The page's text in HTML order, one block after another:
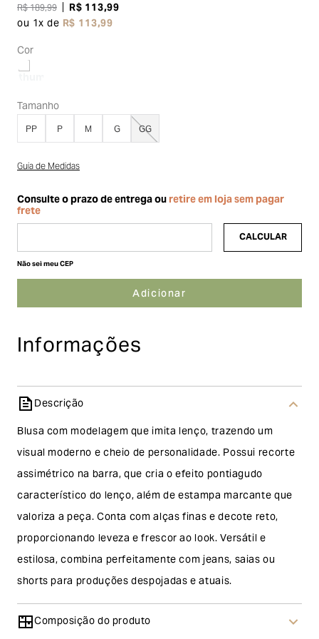
R$189,99 R$113,99
ou 1x de R$ 113,99
Cor
Tamanho
PP P M G GG
Guia de Medidas
Não sei meu CEP
Informações
Descrição
Blusa com modelagem que imita lenço, trazendo um
visual moderno e cheio de personalidade. Possui recorte
assimétrico na barra, que cria o efeito pontiagudo
característico do lenço, além de estampa marcante que
valoriza a peça. Conta com alças finas e decote reto,
proporcionando leveza e frescor ao look. Versátil e
estilosa, combina perfeitamente com jeans, saias ou
shorts para produções despojadas e atuais.
Composição do produto